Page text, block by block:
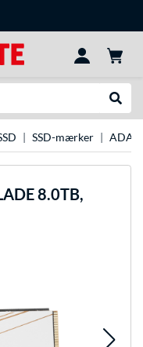
SSD-mærker
8.0TB,